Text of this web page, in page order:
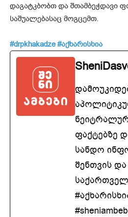
დაგატკბობთ და შთამბეჭდავი
საშუალებასაც მოგცემთ.
#drpkhakadze #აქხარისხია
ფაქტებზე
სანდო
შენთვის და